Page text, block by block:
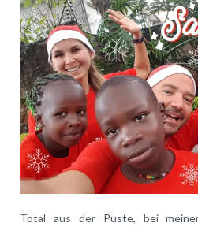
Total aus der Puste, bei